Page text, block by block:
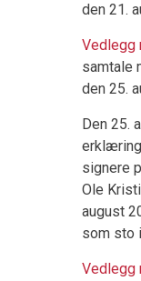
den 21.
Vedlegg
samtale
den 25.
Den 25.
signere
Ole
august
som sto
Vedlegg